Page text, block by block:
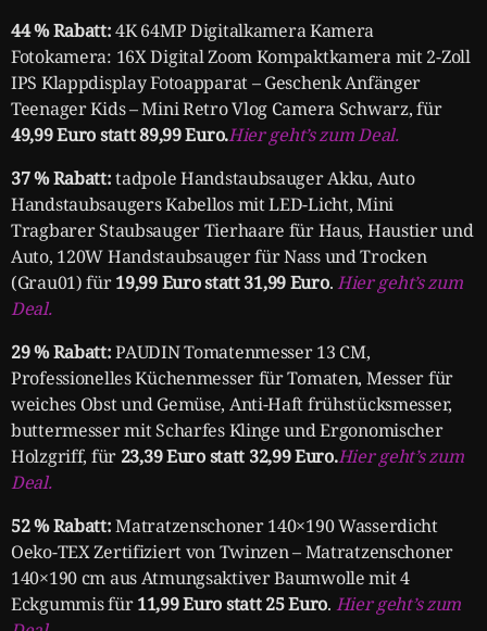
44 % Rabatt:4K 64MP Digitalkamera Kamera
Fotokamera: 16X Digital Zoom Kompaktkamera mit 2-Zoll
IPS Klappdisplay Fotoapparat – Geschenk Anfänger
Teenager Kids – Mini Retro Vlog Camera Schwarz, für
49,99 Euro statt 89,99 Euro.Hier geht’s zum Deal.
37 % Rabatt:tadpole Handstaubsauger Akku, Auto
Handstaubsaugers Kabellos mit LED-Licht, Mini
Tragbarer Staubsauger Tierhaare für Haus, Haustier und
Auto, 120W Handstaubsauger für Nass und Trocken
(Grau01) für19,99 Euro statt 31,99 Euro.Hier geht’s zum
Deal.
29 % Rabatt:PAUDIN Tomatenmesser 13 CM,
Professionelles Küchenmesser für Tomaten, Messer für
weiches Obst und Gemüse, Anti-Haft frühstücksmesser,
buttermesser mit Scharfes Klinge und Ergonomischer
Holzgriff, für 23,39 Euro statt 32,99 Euro.Hier geht’s zum
Deal.
52 % Rabatt:Matratzenschoner 140×190 Wasserdicht
Oeko-TEX Zertifiziert von Twinzen – Matratzenschoner
140×190 cm aus Atmungsaktiver Baumwolle mit 4
Eckgummis für11,99 Euro statt 25 Euro. Hier geht’s zum